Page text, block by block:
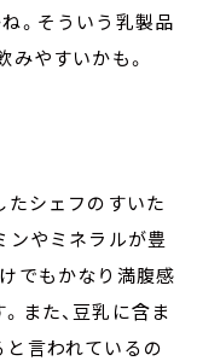
。そういう乳製品
みやすいかも。
たシェフのすいた
ンやミネラルが豊
でもかなり満腹感
また、豆乳に含ま
言われているの